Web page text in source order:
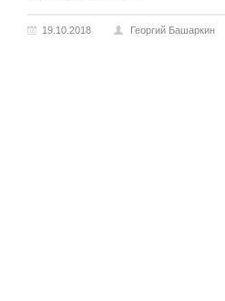
19.10.2018 Георгий Башаркин